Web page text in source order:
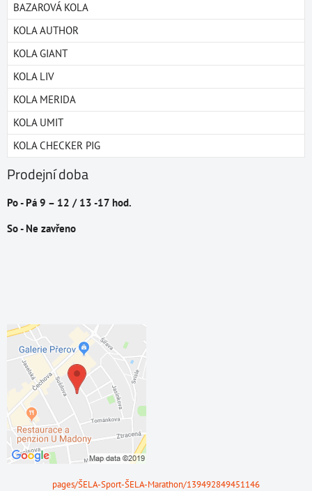
BAZAROVÁ KOLA
KOLA AUTHOR
KOLA GIANT
KOLA LIV
KOLA MERIDA
KOLA UMIT
KOLA CHECKER PIG
Prodejní doba
Po - Pá 9 – 12 / 13 -17 hod.
So - Ne zavřeno
pages/ŠELA-Sport-ŠELA-Marathon/139492849451146